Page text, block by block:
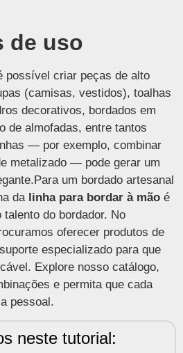
de uso
possível criar peças de alto
(camisas, vestidos), toalhas
decorativos, bordados em
de almofadas, entre tantos
— por exemplo, combinar
metalizado — pode gerar um
um bordado artesanal
da linha para bordar à mão é
do bordador. No
oferecer produtos de
especializado para que
Explore nosso catálogo,
e permita que cada
pessoal.
neste tutorial: